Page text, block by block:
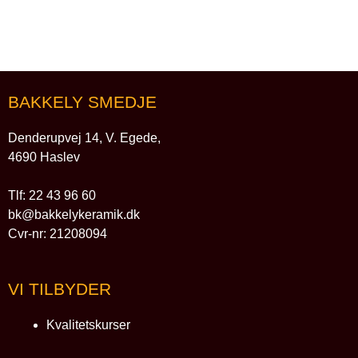
BAKKELY SMEDJE
Denderupvej 14, V. Egede,
4690 Haslev
Tlf: 22 43 96 60
bk@bakkelykeramik.dk
Cvr-nr: 21208094
VI TILBYDER
Kvalitetskurser